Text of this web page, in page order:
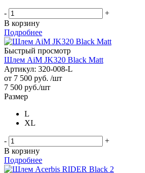
-
+
В корзину
Подробнее
Быстрый просмотр
Шлем AiM JK320 Black Matt
Артикул: 320-008-L
от 7 500 руб. /шт
7 500 руб./шт
Размер
L
XL
-
+
В корзину
Подробнее